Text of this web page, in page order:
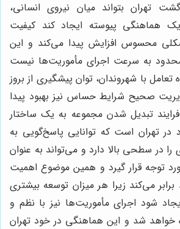
تهران بتواند میان نیروی انسانی،
هماهنگی پیوسته ایجاد کند کیفیت
محسوس افزایش پیدا می‌کند و این
به سرعت اجرای مأموریت‌ها نیست
با شهروندان، توان پیشگیری از بروز
صحیح شرایط حساس نیز بهبود پیدا
تبدیل شدن مجموعه به یک ساختار
در تهران است که توانایی پاسخ‌گویی به
در سطحی بالا دارد و می‌تواند به عنوان
توجه قرار گیرد و همین موضوع اهمیت
می‌کند زیرا هر میزان توسعه بیشتری
شود اجرای مأموریت‌ها نیز با نظم و
خواهد شد و این هماهنگی در خود تهران